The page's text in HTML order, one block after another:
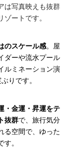
は写真映えも抜群
ートです。
のスケール感。屋
ダーや流水プール
ルミネーション演
りです。
・金運・昇運をテ
抜群で、旅行気分
る空間で、ゆった
。